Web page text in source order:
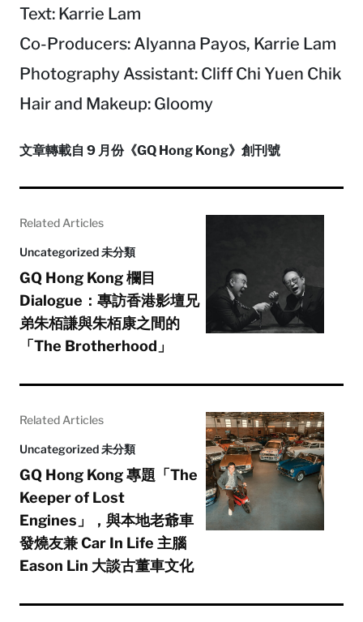
Text: Karrie Lam
Co-Producers: Alyanna Payos, Karrie Lam
Photography Assistant: Cliff Chi Yuen Chik
Hair and Makeup: Gloomy
文章轉載自 9 月份《GQ Hong Kong》創刊號
Related Articles
Uncategorized 未分類
GQ Hong Kong 欄目
Dialogue：專訪香港影壇兄
弟朱栢謙與朱栢康之間的
「The Brotherhood」
Related Articles
Uncategorized 未分類
GQ Hong Kong 專題「The
Keeper of Lost
Engines」，與本地老爺車
發燒友兼 Car In Life 主腦
Eason Lin 大談古董車文化